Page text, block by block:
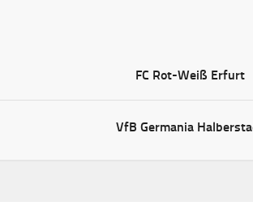
FC Rot-Weiß Erfurt
VfB Germania